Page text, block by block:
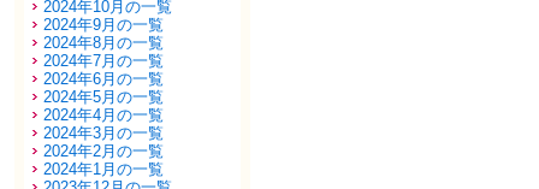
2024年10月の一覧
2024年9月の一覧
2024年8月の一覧
2024年7月の一覧
2024年6月の一覧
2024年5月の一覧
2024年4月の一覧
2024年3月の一覧
2024年2月の一覧
2024年1月の一覧